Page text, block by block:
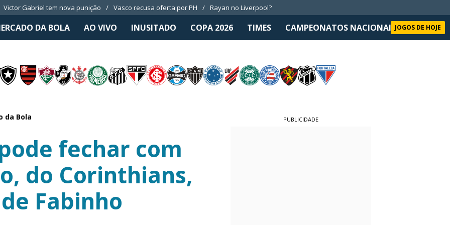
Victor Gabriel tem nova punição Vasco recusa oferta por PH Rayan no Liverpool?
DA BOLA AO VIVO INUSITADO COPA 2026 TIMES CAMPEONATOS NACIONAIS SELEÇÃO
JOGOS DE HOJE
da Bola
fechar com
do Corinthians,
Fabinho
PUBLICIDADE